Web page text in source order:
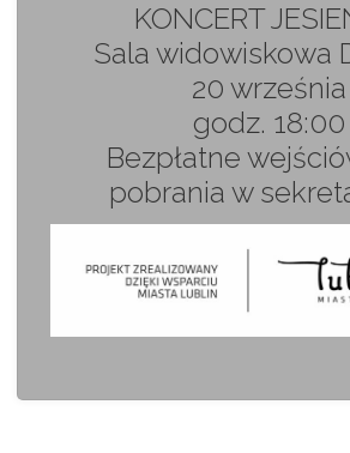
KONCERT
Sala widowiskowa
20 września
godz. 18:00
Bezpłatne
pobrania w